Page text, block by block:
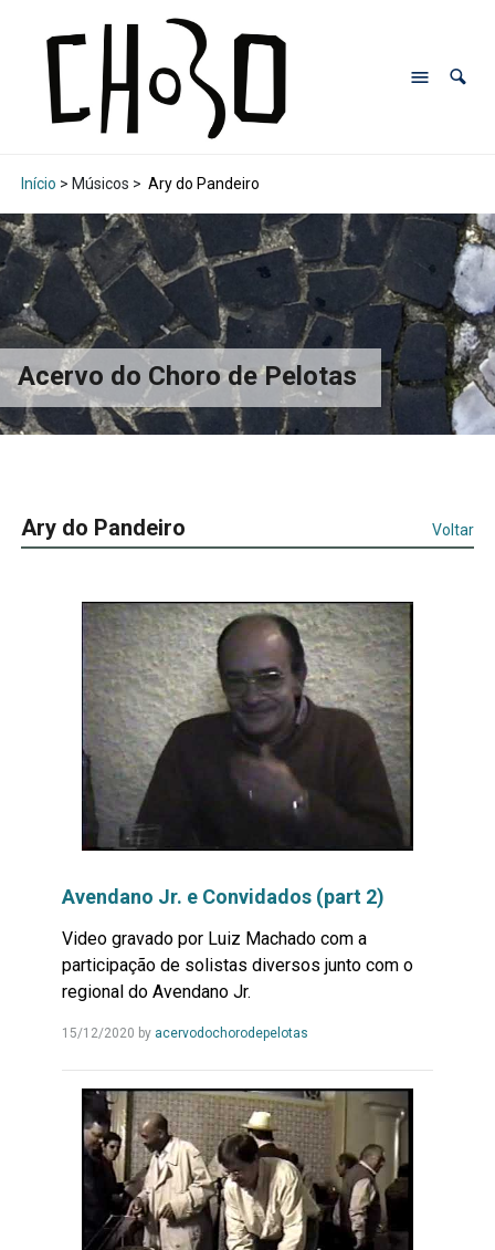
Início > Músicos > Ary do Pandeiro
Acervo do Choro de Pelotas
Ary do Pandeiro Voltar
Avendano Jr. e Convidados (part 2)
Video gravado por Luiz Machado com a
participação de solistas diversos junto com o
regional do Avendano Jr.
15/12/2020 by acervodochorodepelotasLeia